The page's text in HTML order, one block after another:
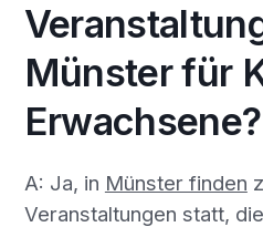
Münster für
Erwachsene?
A: Ja, in Münster finden
Veranstaltungen statt,